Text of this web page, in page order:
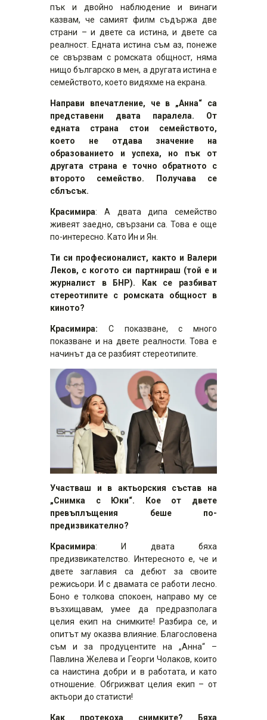
пък и двойно наблюдение и винаги
казвам, че самият филм съдържа две
страни – и двете са истина, и двете са
реалност. Едната истина съм аз, понеже
се свързвам с ромската общност, няма
нищо българско в мен, а другата истина е
семейството, което видяхме на екрана.
Направи впечатление, че в „Анна“ са
представени двата паралела. От
едната страна стои семейството,
което не отдава значение на
образованието и успеха, но пък от
другата страна е точно обратното с
второто семейство. Получава се
сблъсък.
Красимира: А двата дипа семейство
живеят заедно, свързани са. Това е още
по-интересно. Като Ин и Ян.
Ти си професионалист, както и Валери
Леков, с когото си партнираш (той е и
журналист в БНР). Как се разбиват
стереотипите с ромската общност в
киното?
Красимира: С показване, с много
показване и на двете реалности. Това е
начинът да се разбият стереотипите.
Участваш и в актьорския състав на
„Снимка с Юки“. Кое от двете
превъплъщения беше по-
предизвикателно?
Красимира: И двата бяха
предизвикателство. Интересното е, че и
двете заглавия са дебют за своите
режисьори. И с двамата се работи лесно.
Боно е толкова спокоен, направо му се
възхищавам, умее да предразполага
целия екип на снимките! Разбира се, и
опитът му оказва влияние. Благословена
съм и за продуцентите на „Анна“ –
Павлина Желева и Георги Чолаков, които
са наистина добри и в работата, и като
отношение. Обгрижват целия екип – от
актьори до статисти!
Как протекоха снимките? Бяха